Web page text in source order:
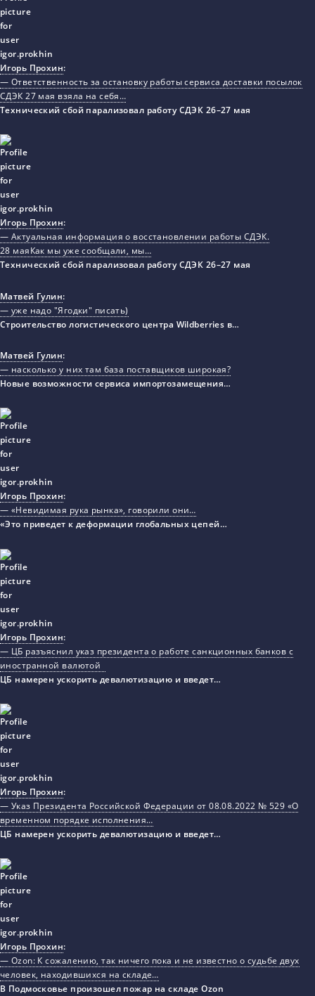
Игорь Прохин:
— Ответственность за остановку работы сервиса доставки посылок
СДЭК 27 мая взяла на себя…
Технический сбой парализовал работу СДЭК 26–27 мая
Игорь Прохин:
— Актуальная информация о восстановлении работы СДЭК.
28 маяКак мы уже сообщали, мы…
Технический сбой парализовал работу СДЭК 26–27 мая
Матвей Гулин:
— уже надо "Ягодки" писать)
Строительство логистического центра Wildberries в…
Матвей Гулин:
— насколько у них там база поставщиков широкая?
Новые возможности сервиса импортозамещения…
Игорь Прохин:
— «Невидимая рука рынка», говорили они…
«Это приведет к деформации глобальных цепей…
Игорь Прохин:
— ЦБ разъяснил указ президента о работе санкционных банков с
иностранной валютой
ЦБ намерен ускорить девалютизацию и введет…
Игорь Прохин:
— Указ Президента Российской Федерации от 08.08.2022 № 529 «О
временном порядке исполнения…
ЦБ намерен ускорить девалютизацию и введет…
Игорь Прохин:
— Ozon: К сожалению, так ничего пока и не известно о судьбе двух
человек, находившихся на складе…
В Подмосковье произошел пожар на складе Ozon